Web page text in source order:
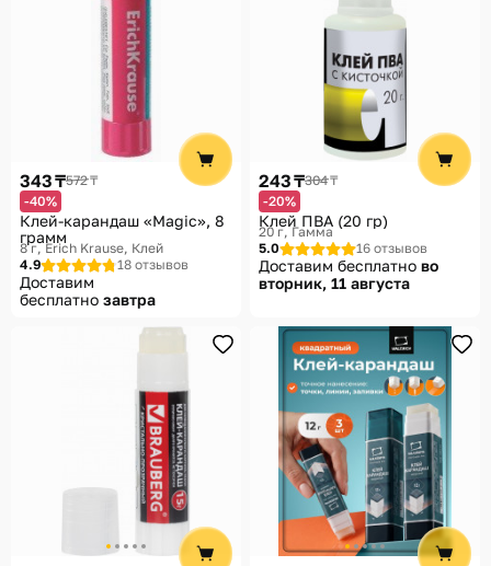
343 ₸572 ₸
-40%
Клей-карандаш «Magic», 8
грамм
8 г Erich Krause, Клей
4.9
18 отзывов
Доставим
бесплатно завтра
243 ₸304 ₸
-20%
Клей ПВА (20 гр)
20 г Гамма
5.0
16 отзывов
Доставим бесплатно во
вторник, 11 августа